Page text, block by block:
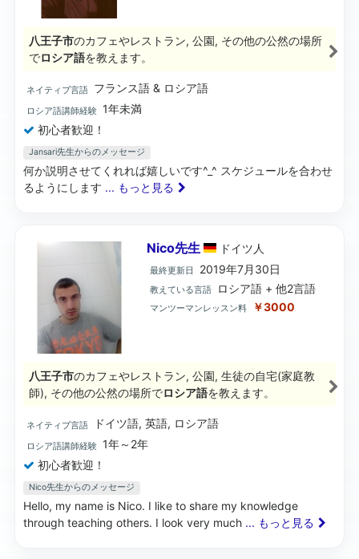
八王子市のカフェやレストラン, 公園, その他の公然の場所
でロシア語を教えます。
ネイティブ言語 フランス語 & ロシア語
ロシア語講師経験 1年未満
初心者歓迎！
Jansari先生からのメッセージ
何か説明させてくれれば嬉しいです^_^ スケジュールを合わせ
るようにします ... もっと見る
Nico先生 ドイツ 人
最終更新日 2019年7月30日
教えている言語 ロシア語 + 他2言語
マンツーマンレッスン料 ￥3000
八王子市のカフェやレストラン, 公園, 生徒の自宅(家庭教
師), その他の公然の場所でロシア語を教えます。
ネイティブ言語 ドイツ語, 英語, ロシア語
ロシア語講師経験 1年～2年
初心者歓迎！
Nico先生からのメッセージ
Hello, my name is Nico. I like to share my knowledge
through teaching others. I look very much ... もっと見る